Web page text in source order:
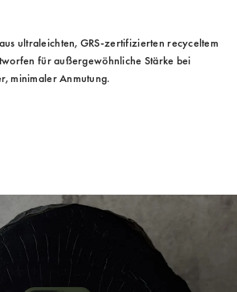
ultraleichten, GRS-zertifizierten recyceltem
für außergewöhnliche Stärke bei
minimaler Anmutung.